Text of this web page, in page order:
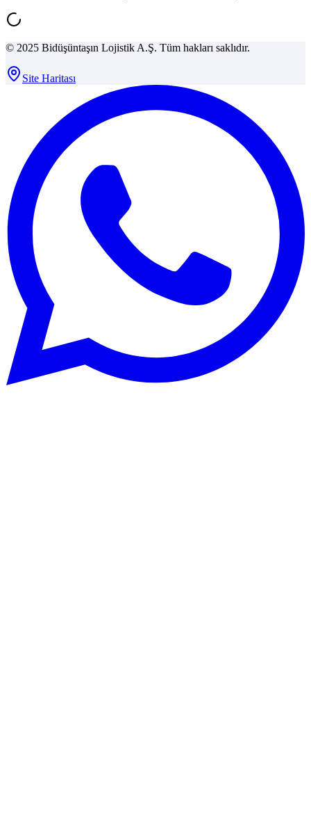
© 2025 Bidüşüntaşın Lojistik A.Ş. Tüm hakları saklıdır.
Site Haritası